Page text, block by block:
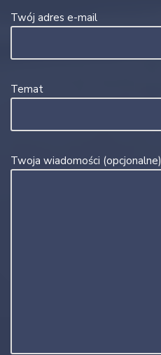
Twój adres e-mail
Temat
Twoja wiadomości (opcjonalne)